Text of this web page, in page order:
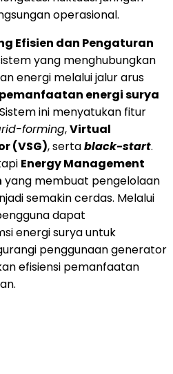
operasional.
Efisien dan Pengaturan
yang menghubungkan
energi melalui jalur arus
energi surya
ini menyatukan fitur
forming,Virtual
(VSG), sertablack-start.
Energy Management
yang membuat pengelolaan
semakin cerdas. Melalui
dapat
energi surya untuk
penggunaan generator
efisiensi pemanfaatan